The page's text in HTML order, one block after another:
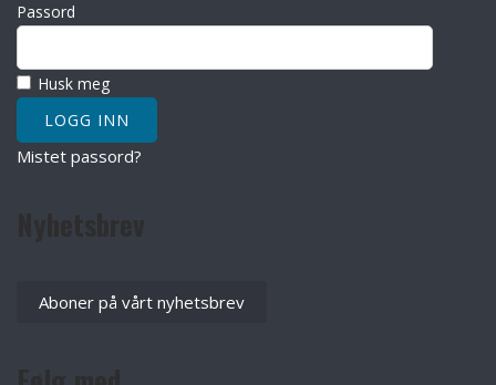
Passord
Husk meg
Mistet passord?
Aboner på vårt nyhetsbrev